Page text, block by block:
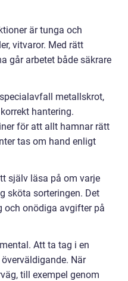
är tunga och
vitvaror. Med rätt
går arbetet både säkrare
metallskrot,
hantering.
för att allt hamnar rätt
tas om hand enligt
själv läsa på om varje
sköta sorteringen. Det
och onödiga avgifter på
Att ta tag i en
När
till exempel genom